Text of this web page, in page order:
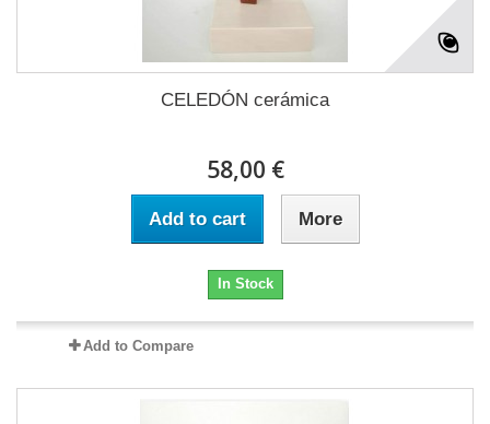
CELEDÓN cerámica
58,00 €
Add to cart More
In Stock
Add to Compare